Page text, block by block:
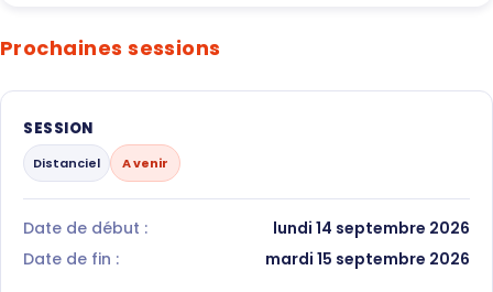
Prochaines sessions
SESSION
Distanciel A venir
Date de début :
lundi 14 septembre 2026
Date de fin :
mardi 15 septembre 2026